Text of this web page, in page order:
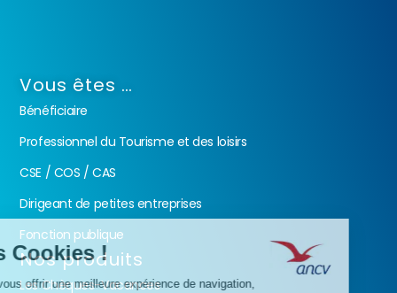
Vous êtes …
Bénéficiaire
Professionnel du Tourisme et des loisirs
CSE / COS / CAS
Dirigeant de petites entreprises
Fonction publique
Nos produits
Les Chèques-Vacances